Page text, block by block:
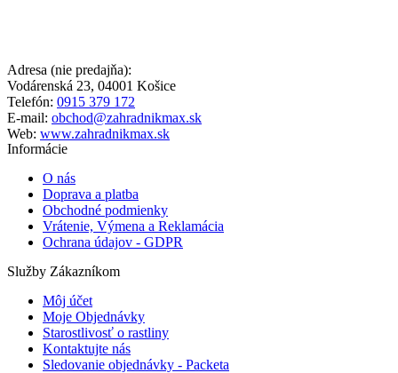
Adresa (nie predajňa):
Vodárenská 23, 04001 Košice
Telefón: 0915 379 172
E-mail: obchod@zahradnikmax.sk
Web: www.zahradnikmax.sk
Informácie
O nás
Doprava a platba
Obchodné podmienky
Vrátenie, Výmena a Reklamácia
Ochrana údajov - GDPR
Služby Zákazníkom
Môj účet
Moje Objednávky
Starostlivosť o rastliny
Kontaktujte nás
Sledovanie objednávky - Packeta